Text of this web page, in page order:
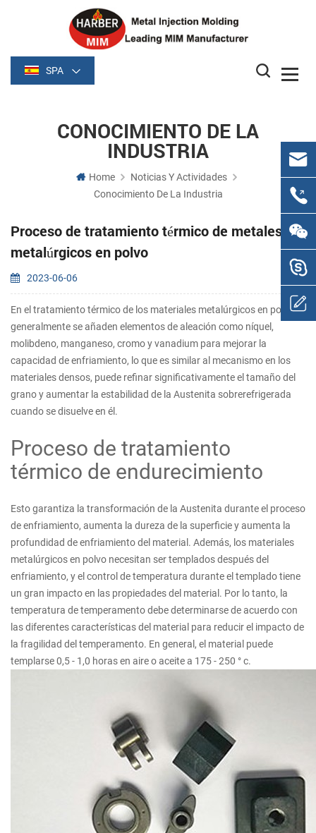
SPA
CONOCIMIENTO DE LA
INDUSTRIA
Home
Noticias Y Actividades
Conocimiento De La Industria
Proceso de tratamiento térmico de metales
metalúrgicos en polvo
2023-06-06
En el tratamiento térmico de los materiales metalúrgicos en polvo,
generalmente se añaden elementos de aleación como níquel,
molibdeno, manganeso, cromo y vanadium para mejorar la
capacidad de enfriamiento, lo que es similar al mecanismo en los
materiales densos, puede refinar significativamente el tamaño del
grano y aumentar la estabilidad de la Austenita sobrerefrigerada
cuando se disuelve en él.
Proceso de tratamiento
térmico de endurecimiento
Esto garantiza la transformación de la Austenita durante el proceso
de enfriamiento, aumenta la dureza de la superficie y aumenta la
profundidad de enfriamiento del material. Además, los materiales
metalúrgicos en polvo necesitan ser templados después del
enfriamiento, y el control de temperatura durante el templado tiene
un gran impacto en las propiedades del material. Por lo tanto, la
temperatura de temperamento debe determinarse de acuerdo con
las diferentes características del material para reducir el impacto de
la fragilidad del temperamento. En general, el material puede
templarse 0,5 - 1,0 horas en aire o aceite a 175 - 250 ° c.